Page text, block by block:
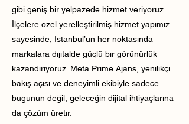
gibi geniş bir yelpazede hizmet veriyoruz.
İlçelere özel yerelleştirilmiş hizmet yapımız
sayesinde, İstanbul’un her noktasında
markalara dijitalde güçlü bir görünürlük
kazandırıyoruz. Meta Prime Ajans, yenilikçi
bakış açısı ve deneyimli ekibiyle sadece
bugünün değil, geleceğin dijital ihtiyaçlarına
da çözüm üretir.